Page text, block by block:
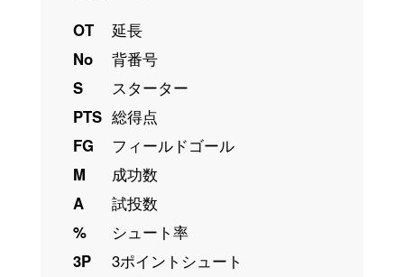
OT
延長
No
背番号
S
スターター
PTS 総得点
FG
フィールドゴール
M
成功数
A
試投数
%
シュート率
3P
3ポイントシュート